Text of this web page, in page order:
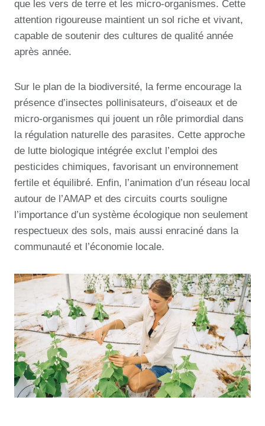
que les vers de terre et les micro-organismes. Cette
attention rigoureuse maintient un sol riche et vivant,
capable de soutenir des cultures de qualité année
après année.
Sur le plan de la biodiversité, la ferme encourage la
présence d’insectes pollinisateurs, d’oiseaux et de
micro-organismes qui jouent un rôle primordial dans
la régulation naturelle des parasites. Cette approche
de lutte biologique intégrée exclut l’emploi des
pesticides chimiques, favorisant un environnement
fertile et équilibré. Enfin, l’animation d’un réseau local
autour de l’AMAP et des circuits courts souligne
l’importance d’un système écologique non seulement
respectueux des sols, mais aussi enraciné dans la
communauté et l’économie locale.